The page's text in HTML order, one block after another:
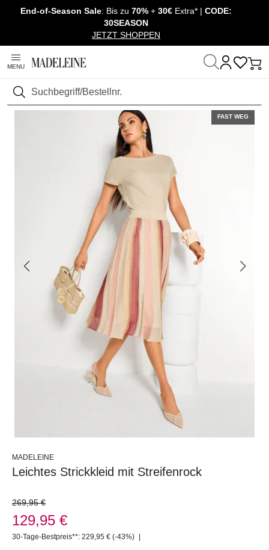
Überspringe Navigation, direkt zum Content
End-of-Season Sale: Bis zu 70% + 30€ Extra* | CODE:
30SEASON
JETZT SHOPPEN
MENU
Suchen
Startseite Mode Kleider
FAST WEG
MADELEINE
Leichtes Strickkleid mit Streifenrock
269,95 €
129,95 €
30-Tage-Bestpreis**: 229,95 € (-43%) |